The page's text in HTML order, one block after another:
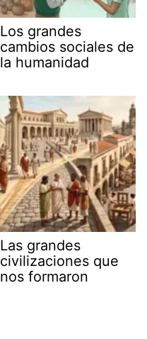
Los grandes
cambios sociales de
la humanidad
Las grandes
civilizaciones que
nos formaron